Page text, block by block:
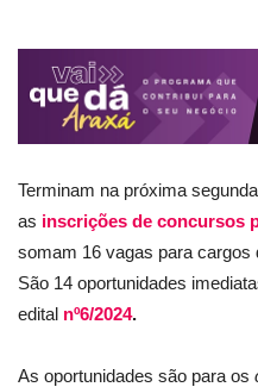
Terminam na próxima
as inscrições de concursos
somam 16 vagas para cargos
São 14 oportunidades
edital nº6/2024.
As oportunidades são para os